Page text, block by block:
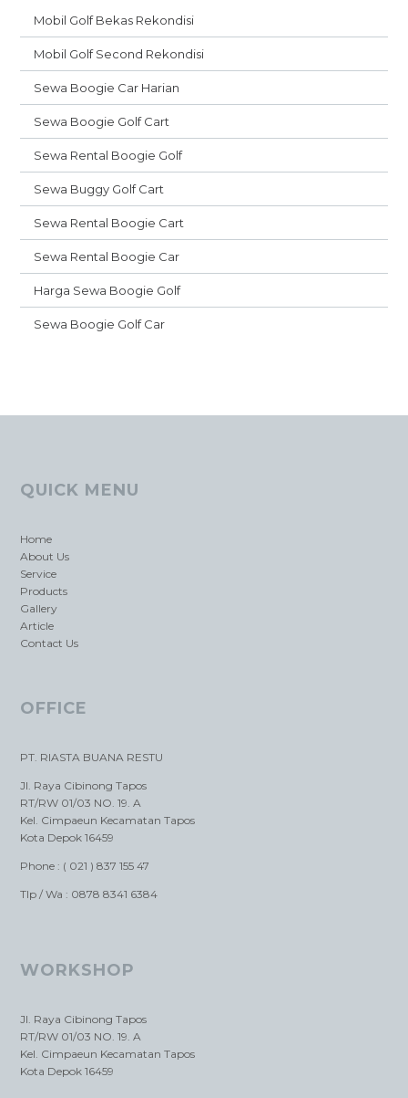
Mobil Golf Bekas Rekondisi
Mobil Golf Second Rekondisi
Sewa Boogie Car Harian
Sewa Boogie Golf Cart
Sewa Rental Boogie Golf
Sewa Buggy Golf Cart
Sewa Rental Boogie Cart
Sewa Rental Boogie Car
Harga Sewa Boogie Golf
Sewa Boogie Golf Car
QUICK MENU
Home
About Us
Service
Products
Gallery
Article
Contact Us
OFFICE
PT. RIASTA BUANA RESTU
Jl. Raya Cibinong Tapos
RT/RW 01/03 NO. 19. A
Kel. Cimpaeun Kecamatan Tapos
Kota Depok 16459
Phone : ( 021 ) 837 155 47
Tlp / Wa : 0878 8341 6384
WORKSHOP
Jl. Raya Cibinong Tapos
RT/RW 01/03 NO. 19. A
Kel. Cimpaeun Kecamatan Tapos
Kota Depok 16459